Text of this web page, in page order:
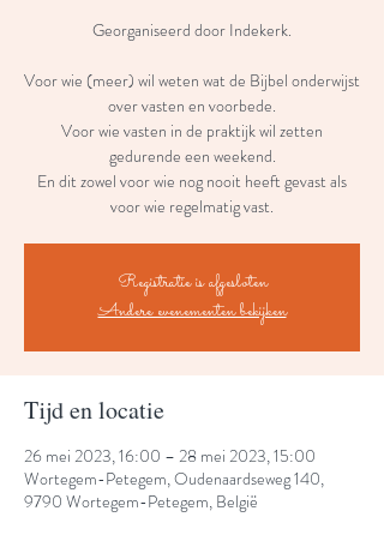
Georganiseerd door Indekerk.
Voor wie (meer) wil weten wat de Bijbel onderwijst
over vasten en voorbede.
Voor wie vasten in de praktijk wil zetten
gedurende een weekend.
En dit zowel voor wie nog nooit heeft gevast als
voor wie regelmatig vast.
Registratie is afgesloten
Andere evenementen bekijken
Tijd en locatie
26 mei 2023, 16:00 – 28 mei 2023, 15:00
Wortegem-Petegem, Oudenaardseweg 140,
9790 Wortegem-Petegem, België